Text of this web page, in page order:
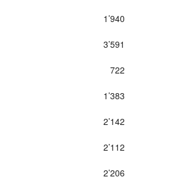
1’940
3’591
722
1’383
2’142
2’112
2’206